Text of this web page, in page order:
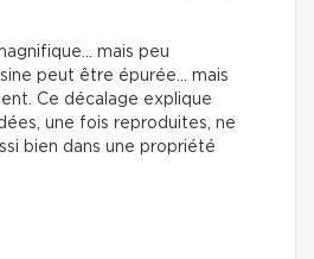
mais peu
peut être épurée… mais
Ce décalage explique
une fois reproduites, ne
bien dans une propriété